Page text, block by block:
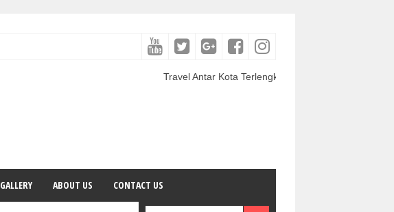
Travel Antar Kota Terlengkap | Paket Wisata Indonesia
GALLERY ABOUT US CONTACT US